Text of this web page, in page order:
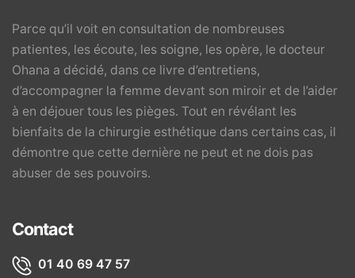
Parce qu’il voit en consultation de nombreuses
patientes, les écoute, les soigne, les opère, le docteur
Ohana a décidé, dans ce livre d’entretiens,
d’accompagner la femme devant son miroir et de l’aider
à en déjouer tous les pièges. Tout en révélant les
bienfaits de la chirurgie esthétique dans certains cas, il
démontre que cette dernière ne peut et ne dois pas
abuser de ses pouvoirs.
Contact
01 40 69 47 57